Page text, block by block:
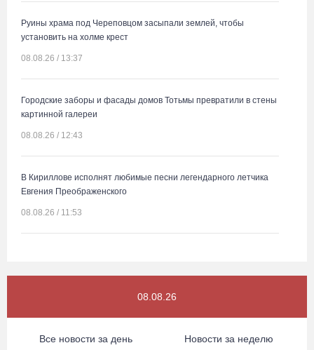
Руины храма под Череповцом засыпали землей, чтобы
установить на холме крест
08.08.26 / 13:37
Городские заборы и фасады домов Тотьмы превратили в стены
картинной галереи
08.08.26 / 12:43
В Кириллове исполнят любимые песни легендарного летчика
Евгения Преображенского
08.08.26 / 11:53
грузинского монастыря
08.08.26
Все новости за день Новости за неделю